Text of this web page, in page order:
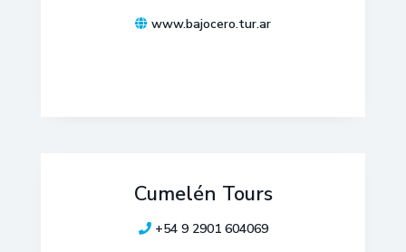
www.bajocero.tur.ar
Cumelén Tours
+54 9 2901 604069